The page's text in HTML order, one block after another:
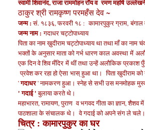
स्वामी शिवानंद, राजा राममोहन रॉय व रमण महर्षि
ठाकुर श्री रामकृष्ण परमहँस देव ~
जन्म :सं. १८३६, फरवरी १८ : कामारपुकुर ग्राम, बंगाल
जन्म नाम :गदाधर चट्टोपाध्याय
पिता का नाम ख़ुदीराम चट्टोपाध्याय था तथा माँ का नाम
भक्तों के अनुसार माता को गर्भ धारण काल अवस्था में
एक दिन वे शिव मँदिरमें थीं तथा उन्हें अलौकिक प्रकाश
प्रवेश कर रहा हो ऐसा भास् हुआ था। पिता खुदीराम
'गदाधर' नामकरण हुआ। स्नेह से सभी उस मनमोहक
' गदाई 'बुलाया करते थे।
महाभारत, रामायण, पुराण व भगवद गीता का ज्ञान, शैशव
पाठशाला के संचालक थे। वे गदाई को अपने संग ले
चित्र : कामारपुकुर का घर